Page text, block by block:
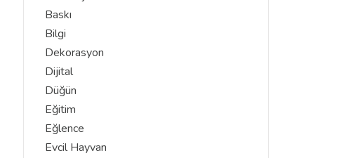
Baskı
Bilgi
Dekorasyon
Dijital
Düğün
Eğitim
Eğlence
Evcil Hayvan